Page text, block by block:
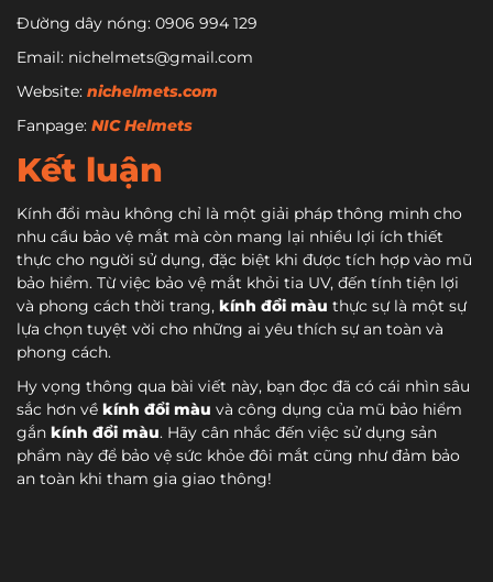
Đường dây nóng: 0906 994 129
Email: nichelmets@gmail.com
Website: nichelmets.com
Fanpage: NIC Helmets
Kết luận
Kính đổi màu không chỉ là một giải pháp thông minh cho
nhu cầu bảo vệ mắt mà còn mang lại nhiều lợi ích thiết
thực cho người sử dụng, đặc biệt khi được tích hợp vào mũ
bảo hiểm. Từ việc bảo vệ mắt khỏi tia UV, đến tính tiện lợi
và phong cách thời trang, kính đổi màu thực sự là một sự
lựa chọn tuyệt vời cho những ai yêu thích sự an toàn và
phong cách.
Hy vọng thông qua bài viết này, bạn đọc đã có cái nhìn sâu
sắc hơn về kính đổi màu và công dụng của mũ bảo hiểm
gắn kính đổi màu. Hãy cân nhắc đến việc sử dụng sản
phẩm này để bảo vệ sức khỏe đôi mắt cũng như đảm bảo
an toàn khi tham gia giao thông!